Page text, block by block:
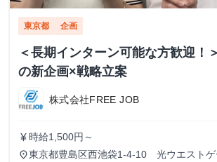
東京都 企画
＜長期インターン可能な方歓迎！
の新企画×戦略立案
株式会社FREE JOB
currency_yen 時給1,500円～
place東京都豊島区西池袋1-4-10 光ウエストゲ